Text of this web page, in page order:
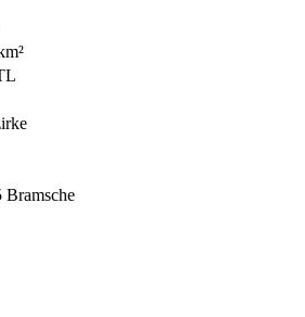
Bramsche